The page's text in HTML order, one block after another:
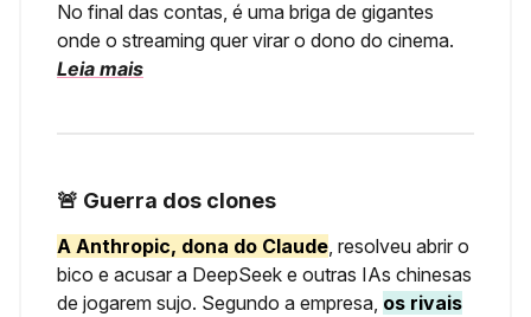
No final das contas, é uma briga de gigantes
onde o streaming quer virar o dono do cinema.
Leia mais
🚨 Guerra dos clones
A Anthropic, dona do Claude, resolveu abrir o
bico e acusar a DeepSeek e outras IAs chinesas
de jogarem sujo. Segundo a empresa, os rivais